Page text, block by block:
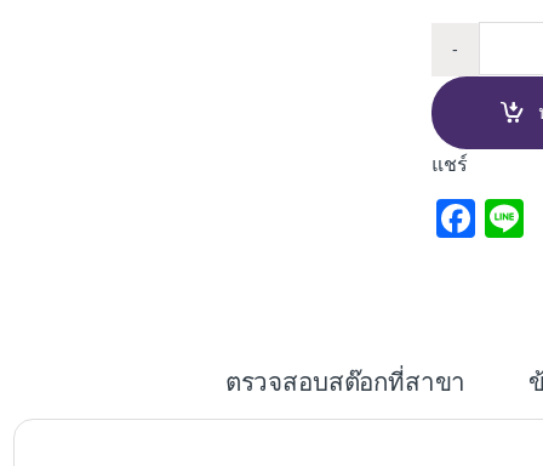
-
แชร์
F
o
ตรวจสอบสต๊อกที่สาขา